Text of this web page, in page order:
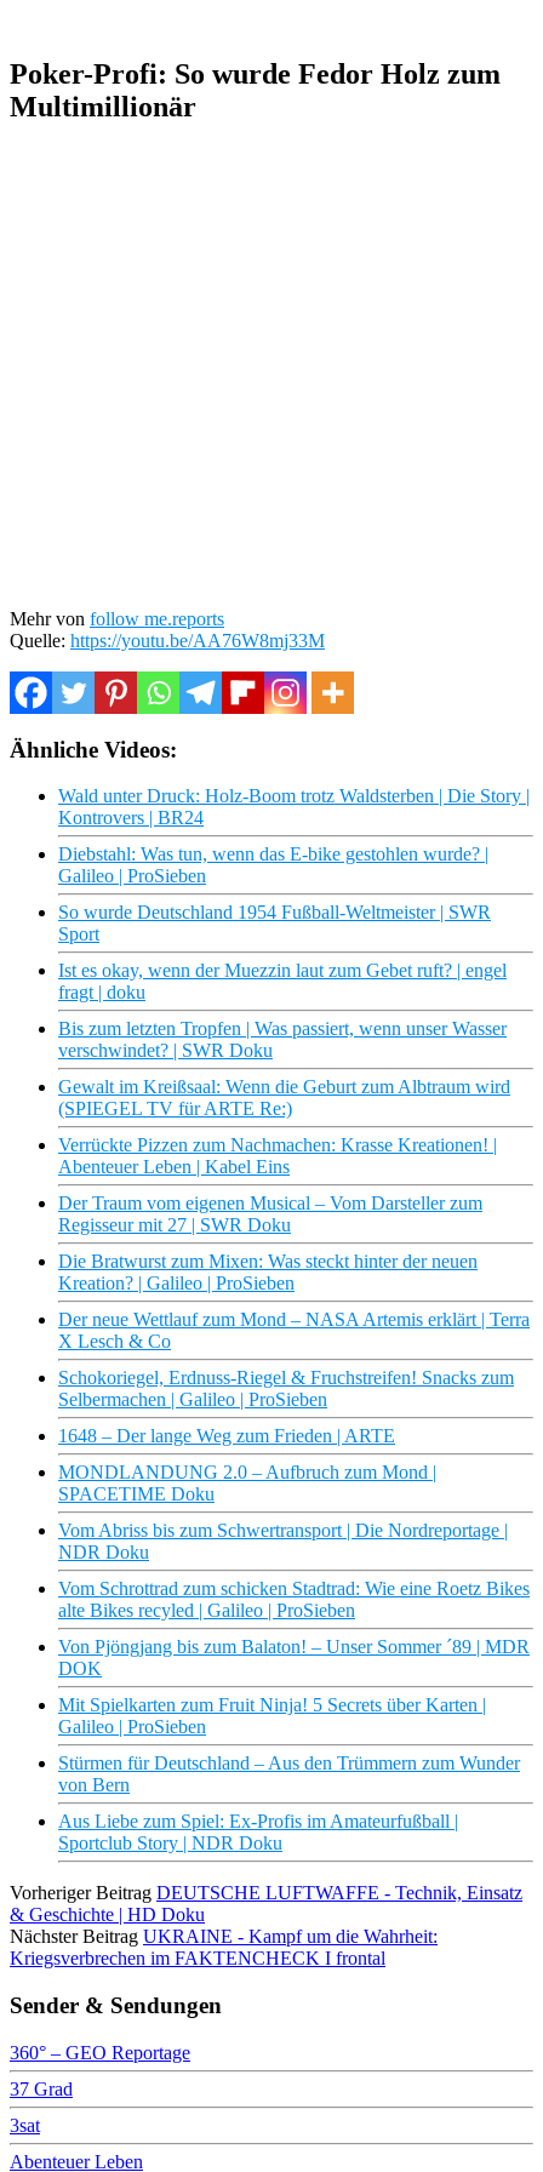
Poker-Profi: So wurde Fedor Holz zum
Multimillionär
Mehr von follow me.reports
Quelle: https://youtu.be/AA76W8mj33M
Ähnliche Videos:
Wald unter Druck: Holz-Boom trotz Waldsterben | Die Story |
Kontrovers | BR24
Diebstahl: Was tun, wenn das E-bike gestohlen wurde? |
Galileo | ProSieben
So wurde Deutschland 1954 Fußball-Weltmeister | SWR
Sport
Ist es okay, wenn der Muezzin laut zum Gebet ruft? | engel
fragt | doku
Bis zum letzten Tropfen | Was passiert, wenn unser Wasser
verschwindet? | SWR Doku
Gewalt im Kreißsaal: Wenn die Geburt zum Albtraum wird
(SPIEGEL TV für ARTE Re:)
Verrückte Pizzen zum Nachmachen: Krasse Kreationen! |
Abenteuer Leben | Kabel Eins
Der Traum vom eigenen Musical – Vom Darsteller zum
Regisseur mit 27 | SWR Doku
Die Bratwurst zum Mixen: Was steckt hinter der neuen
Kreation? | Galileo | ProSieben
Der neue Wettlauf zum Mond – NASA Artemis erklärt | Terra
X Lesch & Co
Schokoriegel, Erdnuss-Riegel & Fruchstreifen! Snacks zum
Selbermachen | Galileo | ProSieben
1648 – Der lange Weg zum Frieden | ARTE
MONDLANDUNG 2.0 – Aufbruch zum Mond |
SPACETIME Doku
Vom Abriss bis zum Schwertransport | Die Nordreportage |
NDR Doku
Vom Schrottrad zum schicken Stadtrad: Wie eine Roetz Bikes
alte Bikes recyled | Galileo | ProSieben
Von Pjöngjang bis zum Balaton! – Unser Sommer ´89 | MDR
DOK
Mit Spielkarten zum Fruit Ninja! 5 Secrets über Karten |
Galileo | ProSieben
Stürmen für Deutschland – Aus den Trümmern zum Wunder
von Bern
Aus Liebe zum Spiel: Ex-Profis im Amateurfußball |
Sportclub Story | NDR Doku
Vorheriger Beitrag DEUTSCHE LUFTWAFFE - Technik, Einsatz
& Geschichte | HD Doku
Nächster Beitrag UKRAINE - Kampf um die Wahrheit:
Kriegsverbrechen im FAKTENCHECK I frontal
Sender & Sendungen
360° – GEO Reportage
37 Grad
3sat
Abenteuer Leben